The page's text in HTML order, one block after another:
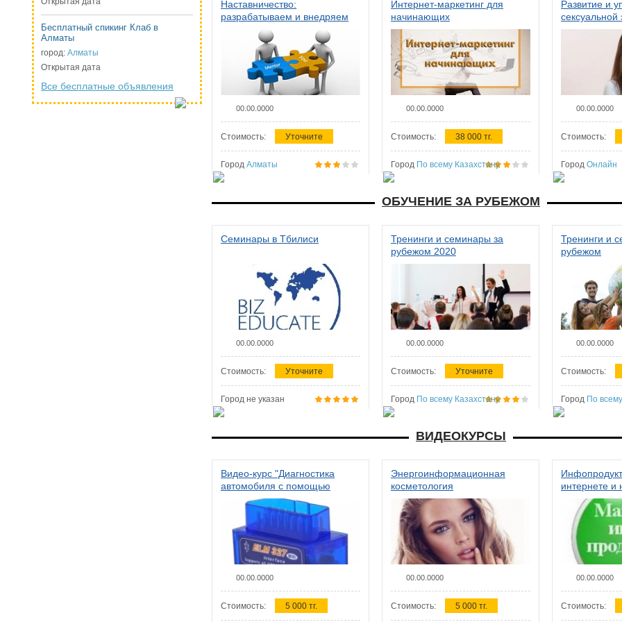
Бесплатный спикинг Клаб в
Алматы
город: Алматы
Открытая дата
Все бесплатные объявления
Наставничество:
разрабатываем и внедряем
систему наставничества в
организации
00.00.0000
Стоимость: Уточните
Город Алматы
Интернет-маркетинг для
начинающих
00.00.0000
Стоимость: 38 000 тг.
Город По всему Казахстану
Развитие и
сексуальной
женщин
00.00.0000
Стоимость:
Город Онлайн
ОБУЧЕНИЕ ЗА РУБЕЖОМ
Семинары в Тбилиси
00.00.0000
Стоимость: Уточните
Город не указан
Тренинги и семинары за
рубежом 2020
00.00.0000
Стоимость: Уточните
Город По всему Казахстану
Тренинги и
рубежом
00.00.0000
Стоимость:
Город По
ВИДЕОКУРСЫ
Видео-курс "Диагностика
автомобиля с помощью
сканера ELM 327"
00.00.0000
Стоимость: 5 000 тг.
Энергоинформационная
косметология
00.00.0000
Стоимость: 5 000 тг.
интернете и
00.00.0000
Стоимость: